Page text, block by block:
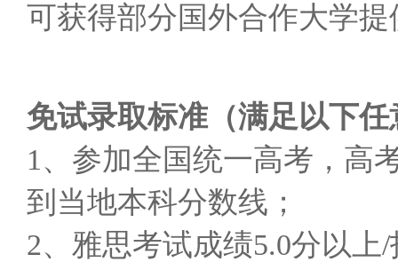
可获得部分国外合作大学
免试录取标准（满足以下
1 、参加全国统一高考，高
到当地本科分数线；
2、雅思考试成绩5.0分以上/